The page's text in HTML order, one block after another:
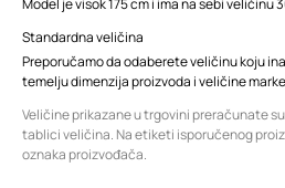
Model je visok 175 cm i ima na sebi veličinu
Standardna veličina
Preporučamo da odaberete veličinu koju
temelju dimenzija proizvoda i veličine marke
Veličine prikazane u trgovini preračunate
tablici veličina. Na etiketi isporučenog
oznaka proizvođača.